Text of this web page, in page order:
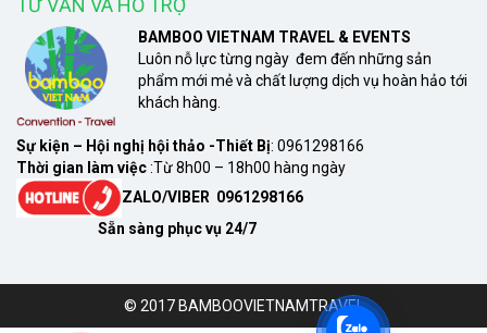
TƯ VẤN VÀ HỖ TRỢ
BAMBOO VIETNAM TRAVEL & EVENTS
Luôn nỗ lực từng ngày đem đến những sản
phẩm mới mẻ và chất lượng dịch vụ hoàn hảo tới
khách hàng.
Sự kiện – Hội nghị hội thảo -Thiết Bị: 0961298166
Thời gian làm việc:Từ 8h00 – 18h00 hàng ngày
ZALO/VIBER 0961298166
Sẵn sàng phục vụ 24/7
© 2017 BAMBOOVIETNAMTRAVEL